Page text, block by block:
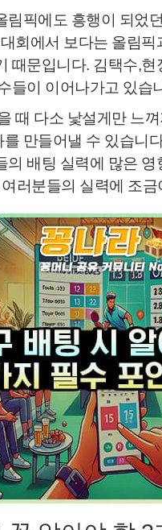
림픽에도 흥행이 되었
회에서 보다는 올림
때문입니다. 김택수,
들이 이어나가고 있습
때 다소 낯설게만 느
만들어낼 수 있습니
배팅 실력에 많은
러분들의 실력에 조